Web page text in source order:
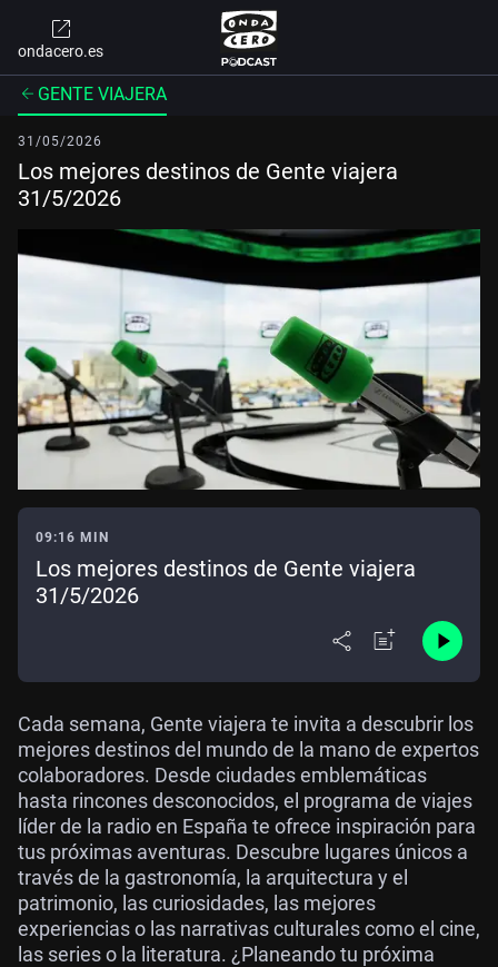
ondacero.es
GENTE VIAJERA
31/05/2026
Los mejores destinos de Gente viajera
31/5/2026
09:16 MIN
Los mejores destinos de Gente viajera
31/5/2026
Cada semana, Gente viajera te invita a descubrir los
mejores destinos del mundo de la mano de expertos
colaboradores. Desde ciudades emblemáticas
hasta rincones desconocidos, el programa de viajes
líder de la radio en España te ofrece inspiración para
tus próximas aventuras. Descubre lugares únicos a
través de la gastronomía, la arquitectura y el
patrimonio, las curiosidades, las mejores
experiencias o las narrativas culturales como el cine,
las series o la literatura. ¿Planeando tu próxima